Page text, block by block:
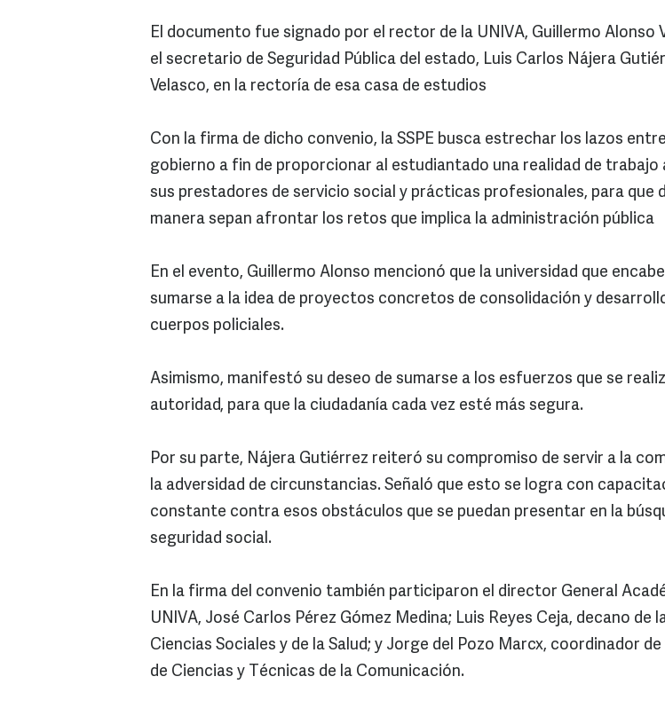
El documento fue signado por el rector de la UNIVA, Guillermo Alonso
el secretario de Seguridad Pública del estado, Luis Carlos Nájera
Velasco, en la rectoría de esa casa de estudios
Con la firma de dicho convenio, la SSPE busca estrechar los lazos
gobierno a fin de proporcionar al estudiantado una realidad de trabajo
sus prestadores de servicio social y prácticas profesionales, para que
manera sepan afrontar los retos que implica la administración pública
En el evento, Guillermo Alonso mencionó que la universidad que
sumarse a la idea de proyectos concretos de consolidación y
cuerpos policiales.
Asimismo, manifestó su deseo de sumarse a los esfuerzos que se
autoridad, para que la ciudadanía cada vez esté más segura.
Por su parte, Nájera Gutiérrez reiteró su compromiso de servir a la
la adversidad de circunstancias. Señaló que esto se logra con
constante contra esos obstáculos que se puedan presentar en la
seguridad social.
En la firma del convenio también participaron el director General
UNIVA, José Carlos Pérez Gómez Medina; Luis Reyes Ceja, decano de
Ciencias Sociales y de la Salud; y Jorge del Pozo Marcx, coordinador
de Ciencias y Técnicas de la Comunicación.